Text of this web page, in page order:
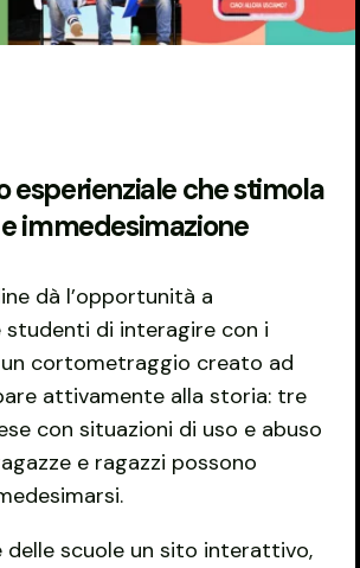
esperienziale che stimola
immedesimazione
dà l’opportunità a
studenti di interagire con i
cortometraggio creato ad
attivamente alla storia: tre
con situazioni di uso e abuso
e ragazzi possono
delle scuole un sito interattivo,